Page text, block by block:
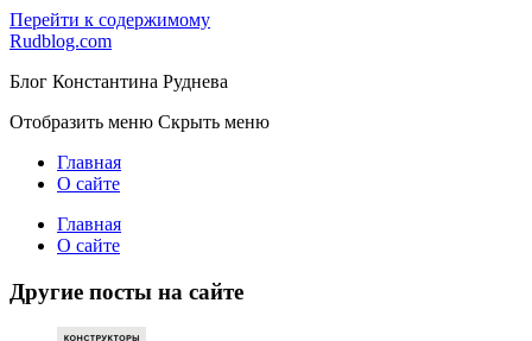
Перейти к содержимому
Rudblog.com
Блог Константина Руднева
Отобразить меню Скрыть меню
Главная
О сайте
Главная
О сайте
Другие посты на сайте